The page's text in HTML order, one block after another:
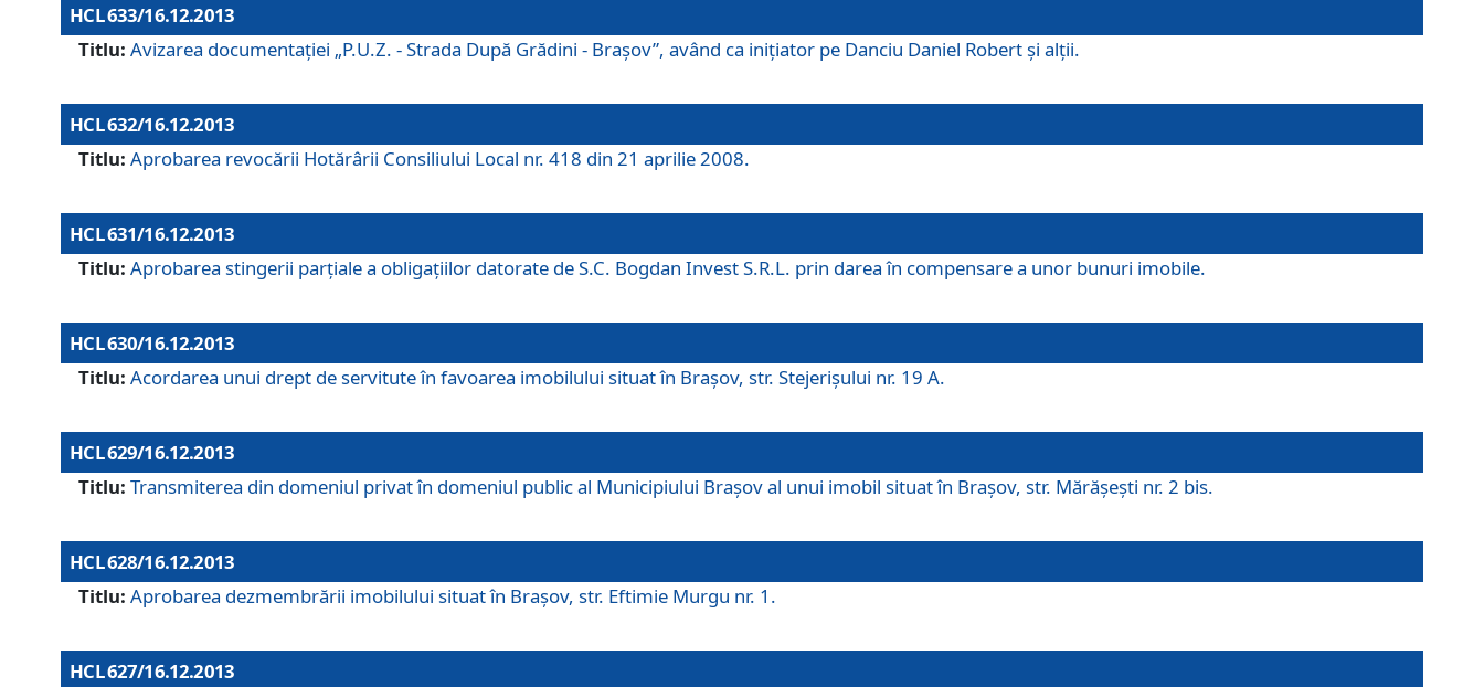
HCL 633/16.12.2013
Titlu: Avizarea documentaţiei „P.U.Z. - Strada După Grădini - Braşov”, având ca iniţiator pe Danciu Daniel Robert şi alţii.
HCL 632/16.12.2013
Titlu: Aprobarea revocării Hotărârii Consiliului Local nr. 418 din 21 aprilie 2008.
HCL 631/16.12.2013
Titlu: Aprobarea stingerii parţiale a obligaţiilor datorate de S.C. Bogdan Invest S.R.L. prin darea în compensare a unor bunuri imobile.
HCL 630/16.12.2013
Titlu: Acordarea unui drept de servitute în favoarea imobilului situat în Braşov, str. Stejerişului nr. 19 A.
HCL 629/16.12.2013
Titlu: Transmiterea din domeniul privat în domeniul public al Municipiului Braşov al unui imobil situat în Braşov, str. Mărăşeşti nr. 2 bis.
HCL 628/16.12.2013
Titlu: Aprobarea dezmembrării imobilului situat în Braşov, str. Eftimie Murgu nr. 1.
HCL 627/16.12.2013